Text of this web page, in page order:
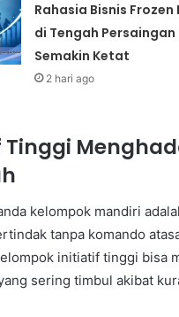
Rahasia Bisnis
di Tengah
Semakin Ketat
2 hari ago
Tinggi
kelompok mandiri
tanpa komando
initiatif tinggi bisa
sering timbul akibat